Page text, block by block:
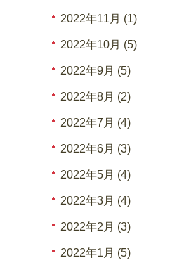
2022年11月 (1)
2022年10月 (5)
2022年9月 (5)
2022年8月 (2)
2022年7月 (4)
2022年6月 (3)
2022年5月 (4)
2022年3月 (4)
2022年2月 (3)
2022年1月 (5)